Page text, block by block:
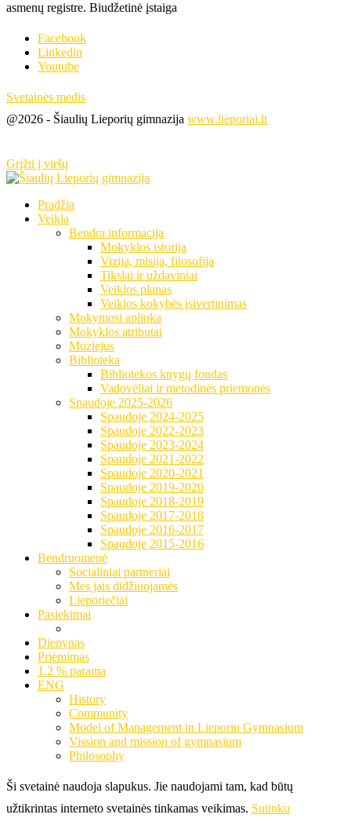
asmenų registre. Biudžetinė įstaiga
Facebook
Linkedin
Youtube
Svetainės medis
@2026 - Šiaulių Lieporių gimnazija www.lieporiai.lt
Grįžti į viršų
Pradžia
Veikla
Bendra informacija
Mokyklos istorija
Vizija, misija, filosofija
Tikslai ir uždaviniai
Veiklos planas
Veiklos kokybės įsivertinimas
Mokymosi aplinka
Mokyklos atributai
Muziejus
Biblioteka
Bibliotekos knygų fondas
Vadovėliai ir metodinės priemonės
Spaudoje 2025-2026
Spaudoje 2024-2025
Spaudoje 2022-2023
Spaudoje 2023-2024
Spaudoje 2021-2022
Spaudoje 2020-2021
Spaudoje 2019-2020
Spaudoje 2018-2019
Spaudoje 2017-2018
Spaudoje 2016-2017
Spaudoje 2015-2016
Bendruomenė
Socialiniai partneriai
Mes jais didžiuojamės
Lieporiečiai
Pasiekimai
Dienynas
Priėmimas
1.2 % parama
ENG
History
Community
Model of Management in Lieporiu Gymnasium
Vission and mission of gymnasium
Philosophy
Ši svetainė naudoja slapukus. Jie naudojami tam, kad būtų
užtikrintas interneto svetainės tinkamas veikimas. Sutinku